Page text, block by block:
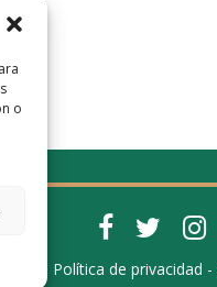
o
Política de privacidad -